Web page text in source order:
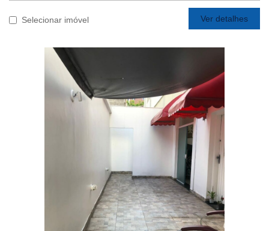
Selecionar imóvel Ver detalhes